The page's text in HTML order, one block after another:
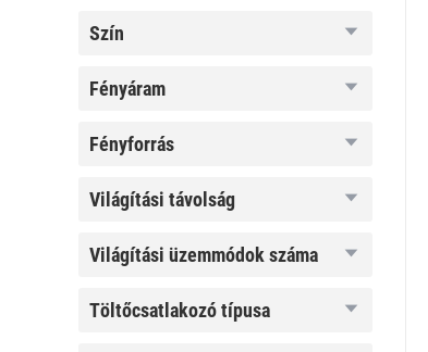
színszín
fényáram
fényáram
fényforrás
fényforrás
világítási
távolság
világítási távolság
világítási
üzemmódok
világítási üzemmódok száma
töltőcsatlakozó
töltőcsatlakozó típusa